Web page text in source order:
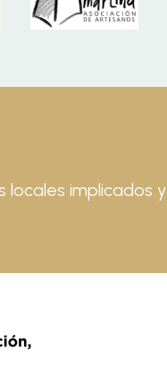
locales implicados y